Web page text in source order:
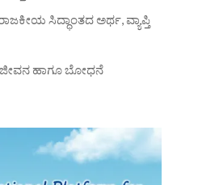
ಸಿದ್ಧಾಂತದ ಅರ್ಥ, ವ್ಯಾಪ್ತಿ
ಹಾಗೂ ಬೋಧನೆ